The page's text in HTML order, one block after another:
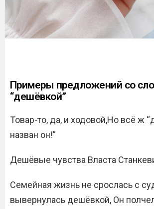
Примеры предложений со
“дешёвкой”
Товар-то, да, и ходовой,Но всё ж
назван он!”
Дешёвые чувства Власта
Семейная жизнь не срослась с
вывернулась дешёвкой, Он